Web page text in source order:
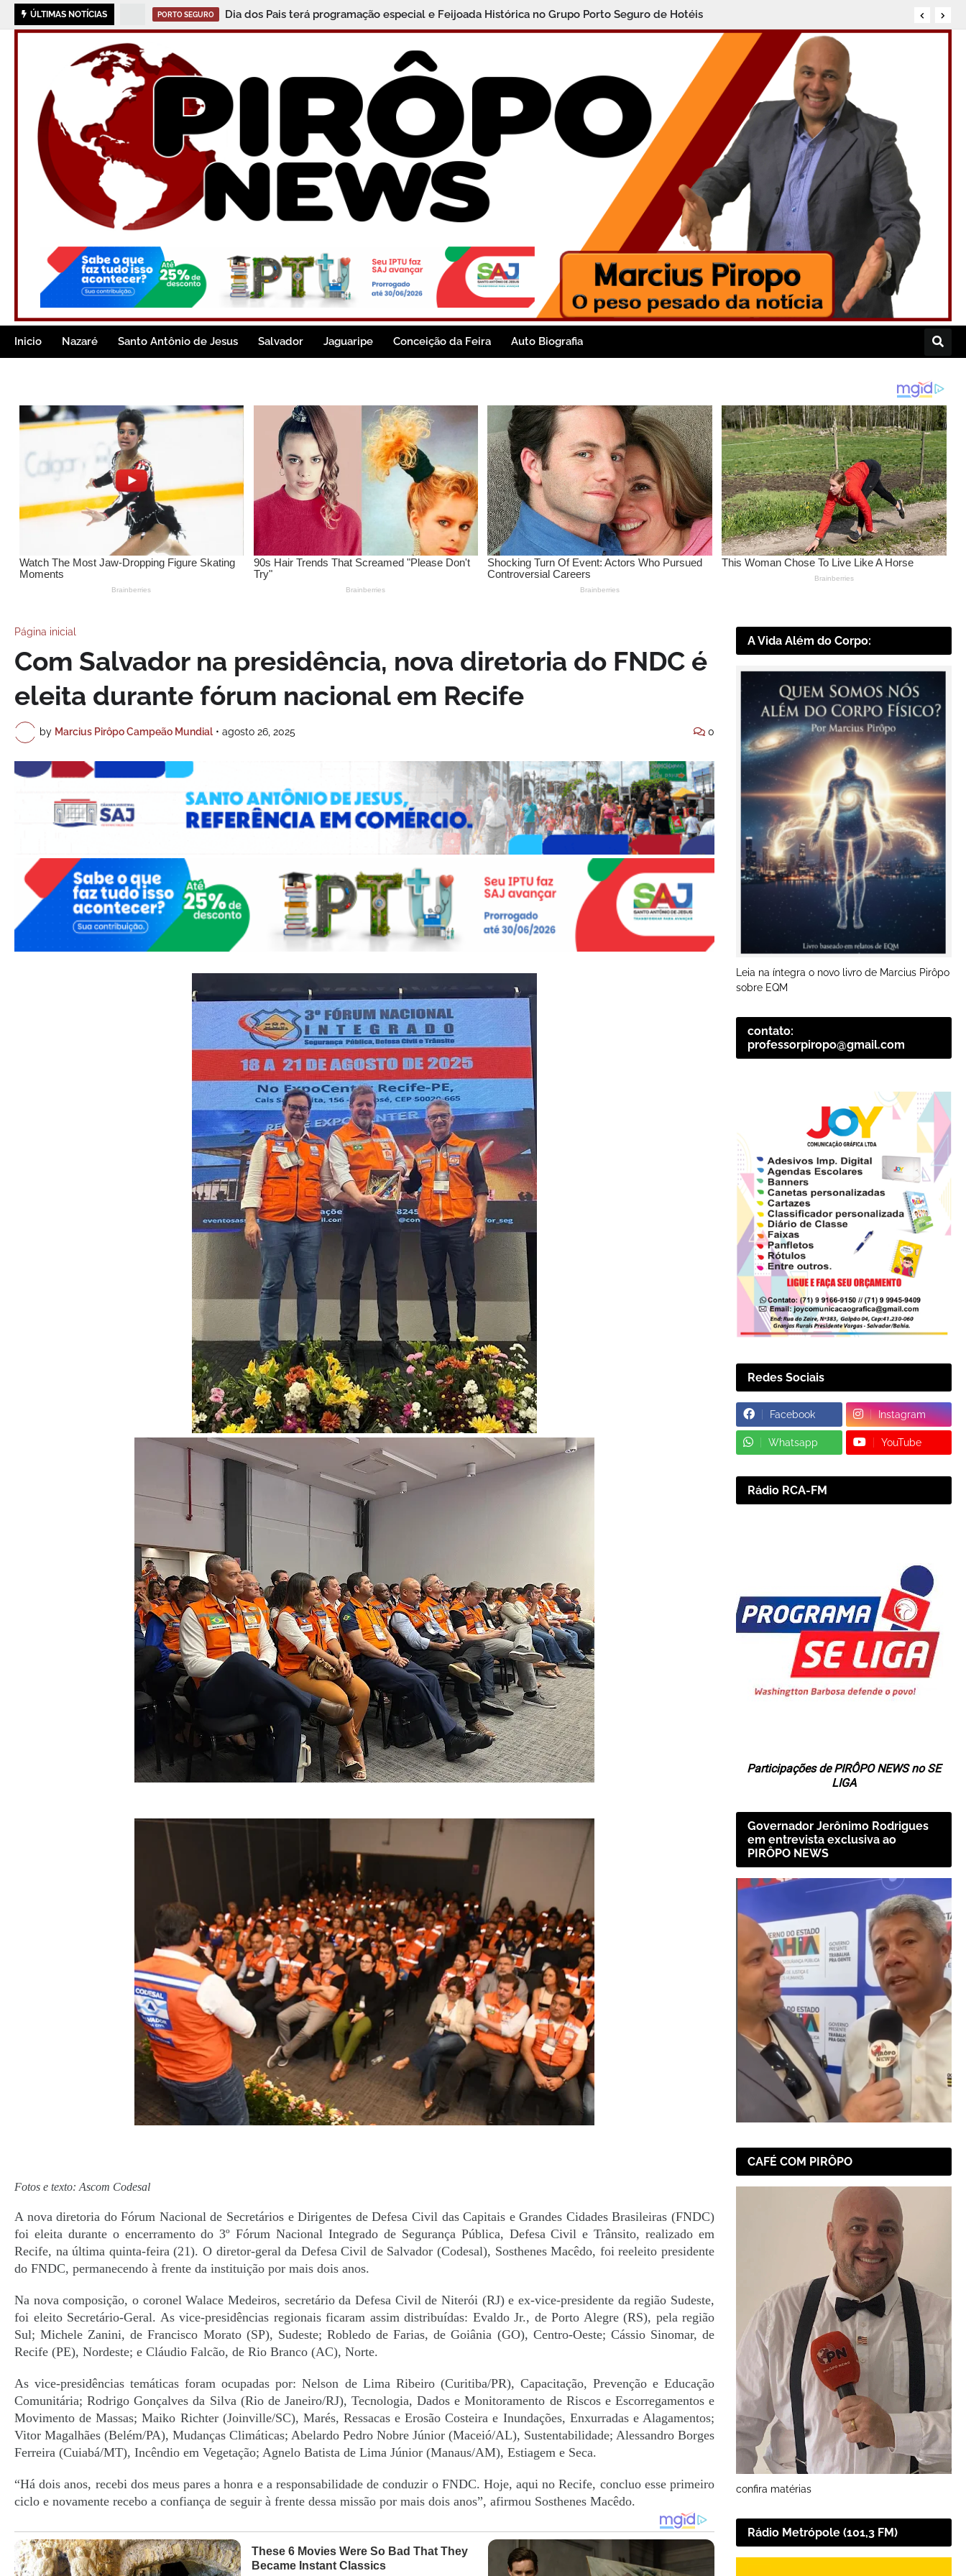
ÚLTIMAS NOTÍCIAS PORTO SEGURO Dia dos Pais terá programação especial e Feijoada Histórica no Grupo Porto Seguro de Hotéis
Inicio Nazaré Santo Antônio de Jesus Salvador Jaguaripe Conceição da Feira Auto Biografia
Página inicial
Com Salvador na presidência, nova diretoria do FNDC é
eleita durante fórum nacional em Recife
by Marcius Pirôpo Campeão Mundial • agosto 26, 2025 0
Fotos e texto: Ascom Codesal
A nova diretoria do Fórum Nacional de Secretários e Dirigentes de Defesa Civil das Capitais e Grandes Cidades Brasileiras (FNDC)
foi eleita durante o encerramento do 3º Fórum Nacional Integrado de Segurança Pública, Defesa Civil e Trânsito, realizado em
Recife, na última quinta-feira (21). O diretor-geral da Defesa Civil de Salvador (Codesal), Sosthenes Macêdo, foi reeleito presidente
do FNDC, permanecendo à frente da instituição por mais dois anos.
Na nova composição, o coronel Walace Medeiros, secretário da Defesa Civil de Niterói (RJ) e ex-vice-presidente da região Sudeste,
foi eleito Secretário-Geral. As vice-presidências regionais ficaram assim distribuídas: Evaldo Jr., de Porto Alegre (RS), pela região
Sul; Michele Zanini, de Francisco Morato (SP), Sudeste; Robledo de Farias, de Goiânia (GO), Centro-Oeste; Cássio Sinomar, de
Recife (PE), Nordeste; e Cláudio Falcão, de Rio Branco (AC), Norte.
As vice-presidências temáticas foram ocupadas por: Nelson de Lima Ribeiro (Curitiba/PR), Capacitação, Prevenção e Educação
Comunitária; Rodrigo Gonçalves da Silva (Rio de Janeiro/RJ), Tecnologia, Dados e Monitoramento de Riscos e Escorregamentos e
Movimento de Massas; Maiko Richter (Joinville/SC), Marés, Ressacas e Erosão Costeira e Inundações, Enxurradas e Alagamentos;
Vitor Magalhães (Belém/PA), Mudanças Climáticas; Abelardo Pedro Nobre Júnior (Maceió/AL), Sustentabilidade; Alessandro Borges
Ferreira (Cuiabá/MT), Incêndio em Vegetação; Agnelo Batista de Lima Júnior (Manaus/AM), Estiagem e Seca.
“Há dois anos, recebi dos meus pares a honra e a responsabilidade de conduzir o FNDC. Hoje, aqui no Recife, concluo esse primeiro
ciclo e novamente recebo a confiança de seguir à frente dessa missão por mais dois anos”, afirmou Sosthenes Macêdo.
A Vida Além do Corpo:
Leia na íntegra o novo livro de Marcius Pirôpo
sobre EQM
contato:
professorpiropo@gmail.com
Redes Sociais
Facebook Instagram
Whatsapp YouTube
Rádio RCA-FM
Participações de PIRÔPO NEWS no SE
LIGA
Governador Jerônimo Rodrigues
em entrevista exclusiva ao
PIRÔPO NEWS
CAFÉ COM PIRÔPO
confira matérias
Rádio Metrópole (101,3 FM)